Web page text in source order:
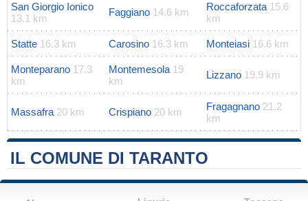
San Giorgio Ionico
13.1 km
Faggiano 14.6 km Roccaforzata 15.6
km
Statte 16.3 km Carosino 16.3 km Monteiasi 16.6 km
Monteparano 17.3
km
Montemesola 19
km
Lizzano 19.9 km
Massafra 20 km Crispiano 20 km Fragagnano 21.2
km
IL COMUNE DI TARANTO